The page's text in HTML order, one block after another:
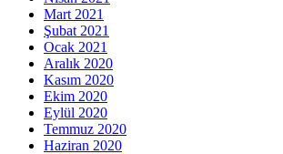
Mart 2021
Şubat 2021
Ocak 2021
Aralık 2020
Kasım 2020
Ekim 2020
Eylül 2020
Temmuz 2020
Haziran 2020